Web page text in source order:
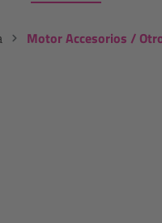
Motor Accesorios /